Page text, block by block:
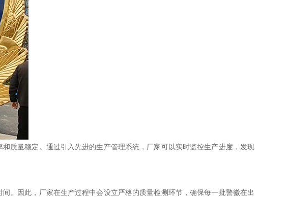
质量稳定。通过引入先进的生产管理系统，厂家可以实时监控生产进度，发现
。因此，厂家在生产过程中会设立严格的质量检测环节，确保每一批警徽在出